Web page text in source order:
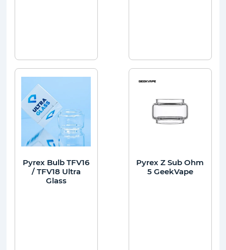
Pyrex Bulb TFV16
/ TFV18 Ultra
Glass
Pyrex Z Sub Ohm
5 GeekVape